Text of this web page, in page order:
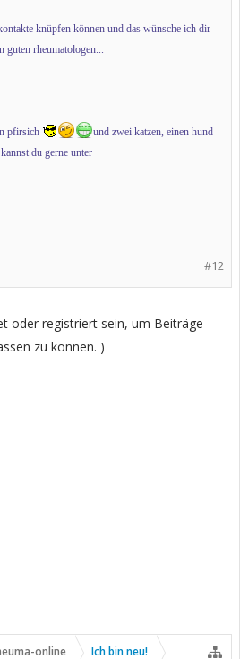
knüpfen können und das wünsche ich dir
guten rheumatologen...
pfirsich
und zwei katzen, einen hund
du gerne unter
#12
oder registriert sein, um Beiträge
zu können. )
online Ich bin neu!